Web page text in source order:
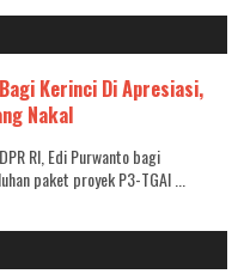
Kerinci Di Apresiasi,
Nakal
RI, Edi Purwanto bagi
paket proyek P3-TGAI ...